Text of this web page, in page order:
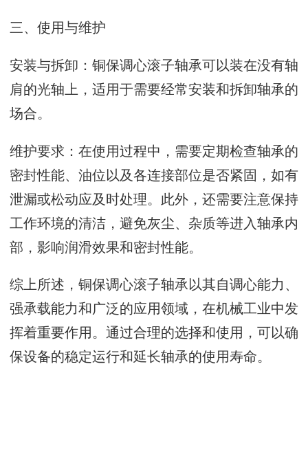
三、使用与维护
安装与拆卸：铜保调心滚子轴承可以装在没有轴
肩的光轴上，适用于需要经常安装和拆卸轴承的
场合。
维护要求：在使用过程中，需要定期检查轴承的
密封性能、油位以及各连接部位是否紧固，如有
泄漏或松动应及时处理。此外，还需要注意保持
工作环境的清洁，避免灰尘、杂质等进入轴承内
部，影响润滑效果和密封性能。
综上所述，铜保调心滚子轴承以其自调心能力、
强承载能力和广泛的应用领域，在机械工业中发
挥着重要作用。通过合理的选择和使用，可以确
保设备的稳定运行和延长轴承的使用寿命。